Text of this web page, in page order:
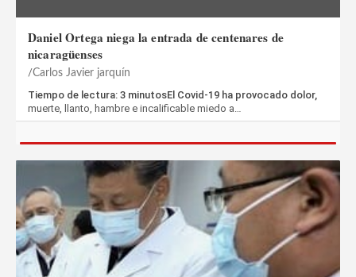
Daniel Ortega niega la entrada de centenares de
nicaragüenses
Carlos Javier jarquín
Tiempo de lectura: 3 minutosEl Covid-19 ha provocado dolor,
muerte, llanto, hambre e incalificable miedo a…